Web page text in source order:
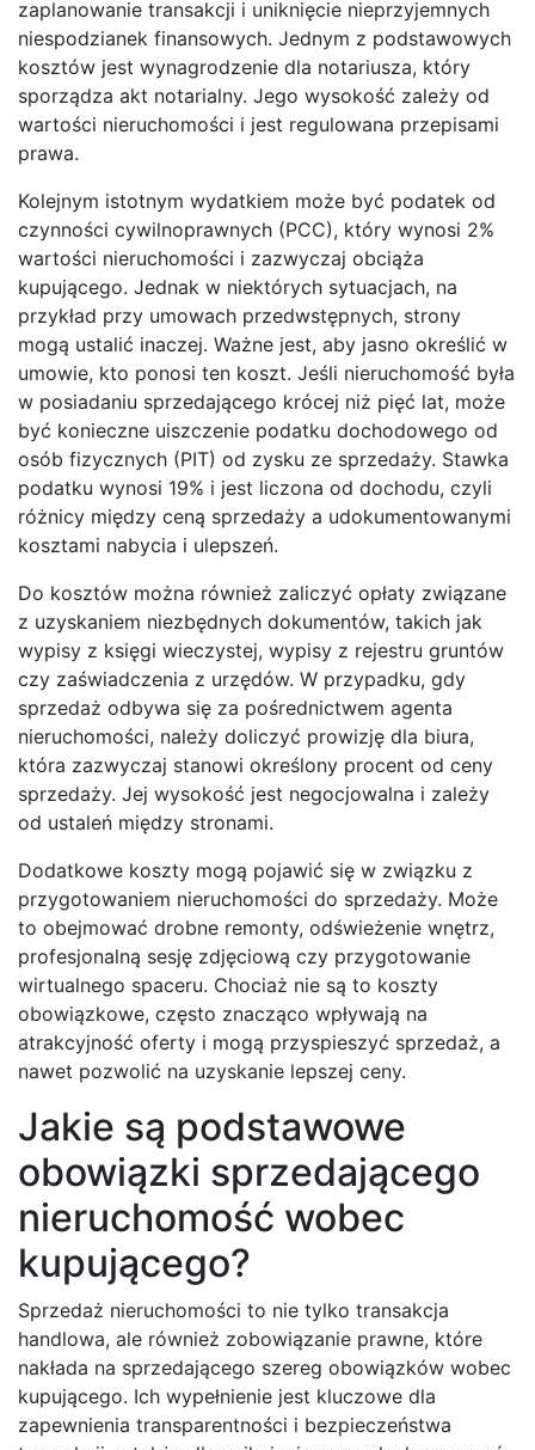
zaplanowanie transakcji i uniknięcie nieprzyjemnych
niespodzianek finansowych. Jednym z podstawowych
kosztów jest wynagrodzenie dla notariusza, który
sporządza akt notarialny. Jego wysokość zależy od
wartości nieruchomości i jest regulowana przepisami
prawa.
Kolejnym istotnym wydatkiem może być podatek od
czynności cywilnoprawnych (PCC), który wynosi 2%
wartości nieruchomości i zazwyczaj obciąża
kupującego. Jednak w niektórych sytuacjach, na
przykład przy umowach przedwstępnych, strony
mogą ustalić inaczej. Ważne jest, aby jasno określić w
umowie, kto ponosi ten koszt. Jeśli nieruchomość była
w posiadaniu sprzedającego krócej niż pięć lat, może
być konieczne uiszczenie podatku dochodowego od
osób fizycznych (PIT) od zysku ze sprzedaży. Stawka
podatku wynosi 19% i jest liczona od dochodu, czyli
różnicy między ceną sprzedaży a udokumentowanymi
kosztami nabycia i ulepszeń.
Do kosztów można również zaliczyć opłaty związane
z uzyskaniem niezbędnych dokumentów, takich jak
wypisy z księgi wieczystej, wypisy z rejestru gruntów
czy zaświadczenia z urzędów. W przypadku, gdy
sprzedaż odbywa się za pośrednictwem agenta
nieruchomości, należy doliczyć prowizję dla biura,
która zazwyczaj stanowi określony procent od ceny
sprzedaży. Jej wysokość jest negocjowalna i zależy
od ustaleń między stronami.
Dodatkowe koszty mogą pojawić się w związku z
przygotowaniem nieruchomości do sprzedaży. Może
to obejmować drobne remonty, odświeżenie wnętrz,
profesjonalną sesję zdjęciową czy przygotowanie
wirtualnego spaceru. Chociaż nie są to koszty
obowiązkowe, często znacząco wpływają na
atrakcyjność oferty i mogą przyspieszyć sprzedaż, a
nawet pozwolić na uzyskanie lepszej ceny.
Jakie są podstawowe
obowiązki sprzedającego
nieruchomość wobec
kupującego?
Sprzedaż nieruchomości to nie tylko transakcja
handlowa, ale również zobowiązanie prawne, które
nakłada na sprzedającego szereg obowiązków wobec
kupującego. Ich wypełnienie jest kluczowe dla
zapewnienia transparentności i bezpieczeństwa